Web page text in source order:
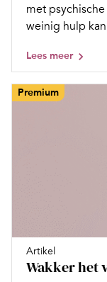
met
weinig hulp
Lees meer
Premium
Artikel
Wakker het